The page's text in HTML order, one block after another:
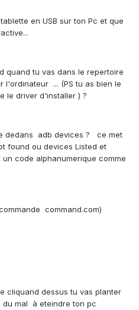
en USB sur ton Pc et que
quand tu vas dans le repertoire
l'ordinateur ... (PS tu as bien le
le driver d'installer ) ?
dedans adb devices ? ce met
found ou devices Listed et
code alphanumerique comme
command.com)
cliquand dessus tu vas planter
du mal à eteindre ton pc